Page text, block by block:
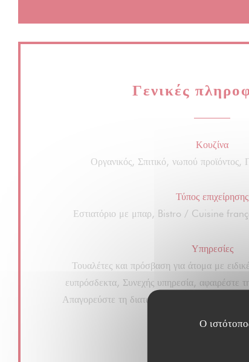
Ο
Γενικές
Κουζίνα
Οργανικός, Σπιτικό, νωπού
Τύπος επιχείρησης
Εστιατόριο με μπαρ, Bistro / Cuisine
Υπηρεσίες
Τουαλέτες και πρόσβαση για άτομα με
ευπρόσδεκτα, Συνεχής υπηρεσία, αφαιρέστε
Απαγορεύστε τη διαταγή, Ιδιωτική μίσθωση,